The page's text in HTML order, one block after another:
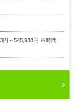
円～545,938円 ※時間